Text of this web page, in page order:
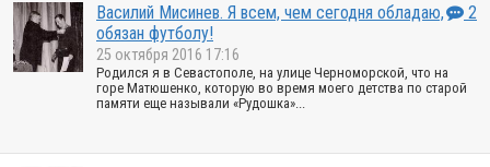
2
Василий Мисинев. Я всем, чем сегодня обладаю,
обязан футболу!
25 октября 2016 17:16
Родился я в Севастополе, на улице Черноморской, что на
горе Матюшенко, которую во время моего детства по старой
памяти еще называли «Рудошка»...